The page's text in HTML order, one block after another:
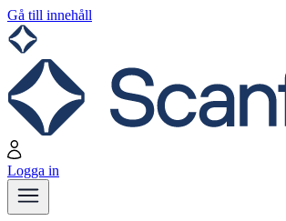
Gå till innehåll
Logga in